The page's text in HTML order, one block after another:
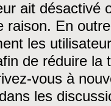
ait désactivé
raison. En
les
de réduire la
vous à
les